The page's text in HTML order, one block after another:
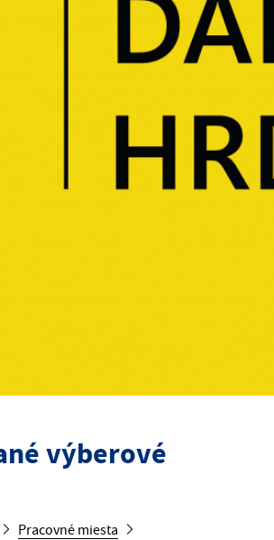
výberové
Pracovné miesta